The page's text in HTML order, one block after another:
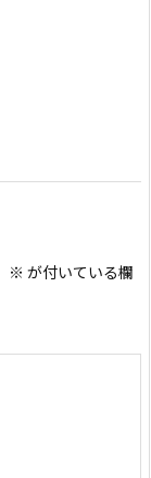
※ が付いている欄